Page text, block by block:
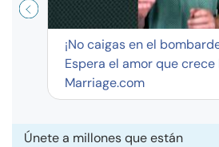
¡No caigas en el
Espera el amor que
Marriage.com
Únete a millones que están